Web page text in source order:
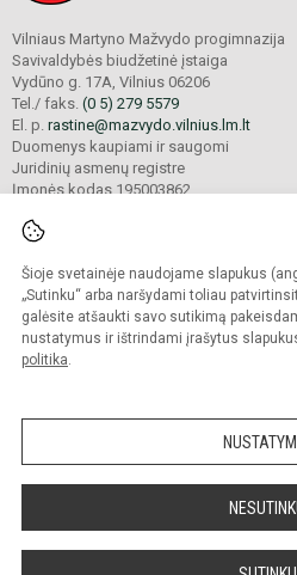
Šioje svetainėje naudojame slapukus
„Sutinku“ arba naršydami toliau
galėsite atšaukti savo sutikimą
nustatymus ir ištrindami įrašytus
politika.
Vilniaus Martyno Mažvydo progimnazija
Savivaldybės biudžetinė įstaiga
Vydūno g. 17A, Vilnius 06206
Tel./ faks. (0 5) 279 5579
El. p. rastine@mazvydo.vilnius.lm.lt
Duomenys kaupiami ir saugomi
Juridinių asmenų registre
Įmonės kodas 195003862
© 2022. Vilniaus Martyno Mažvydo
Kopijuoti turinį be raštiško įstaigos
Prieinamumo paraiška
Sumanus būdas atnaujinti